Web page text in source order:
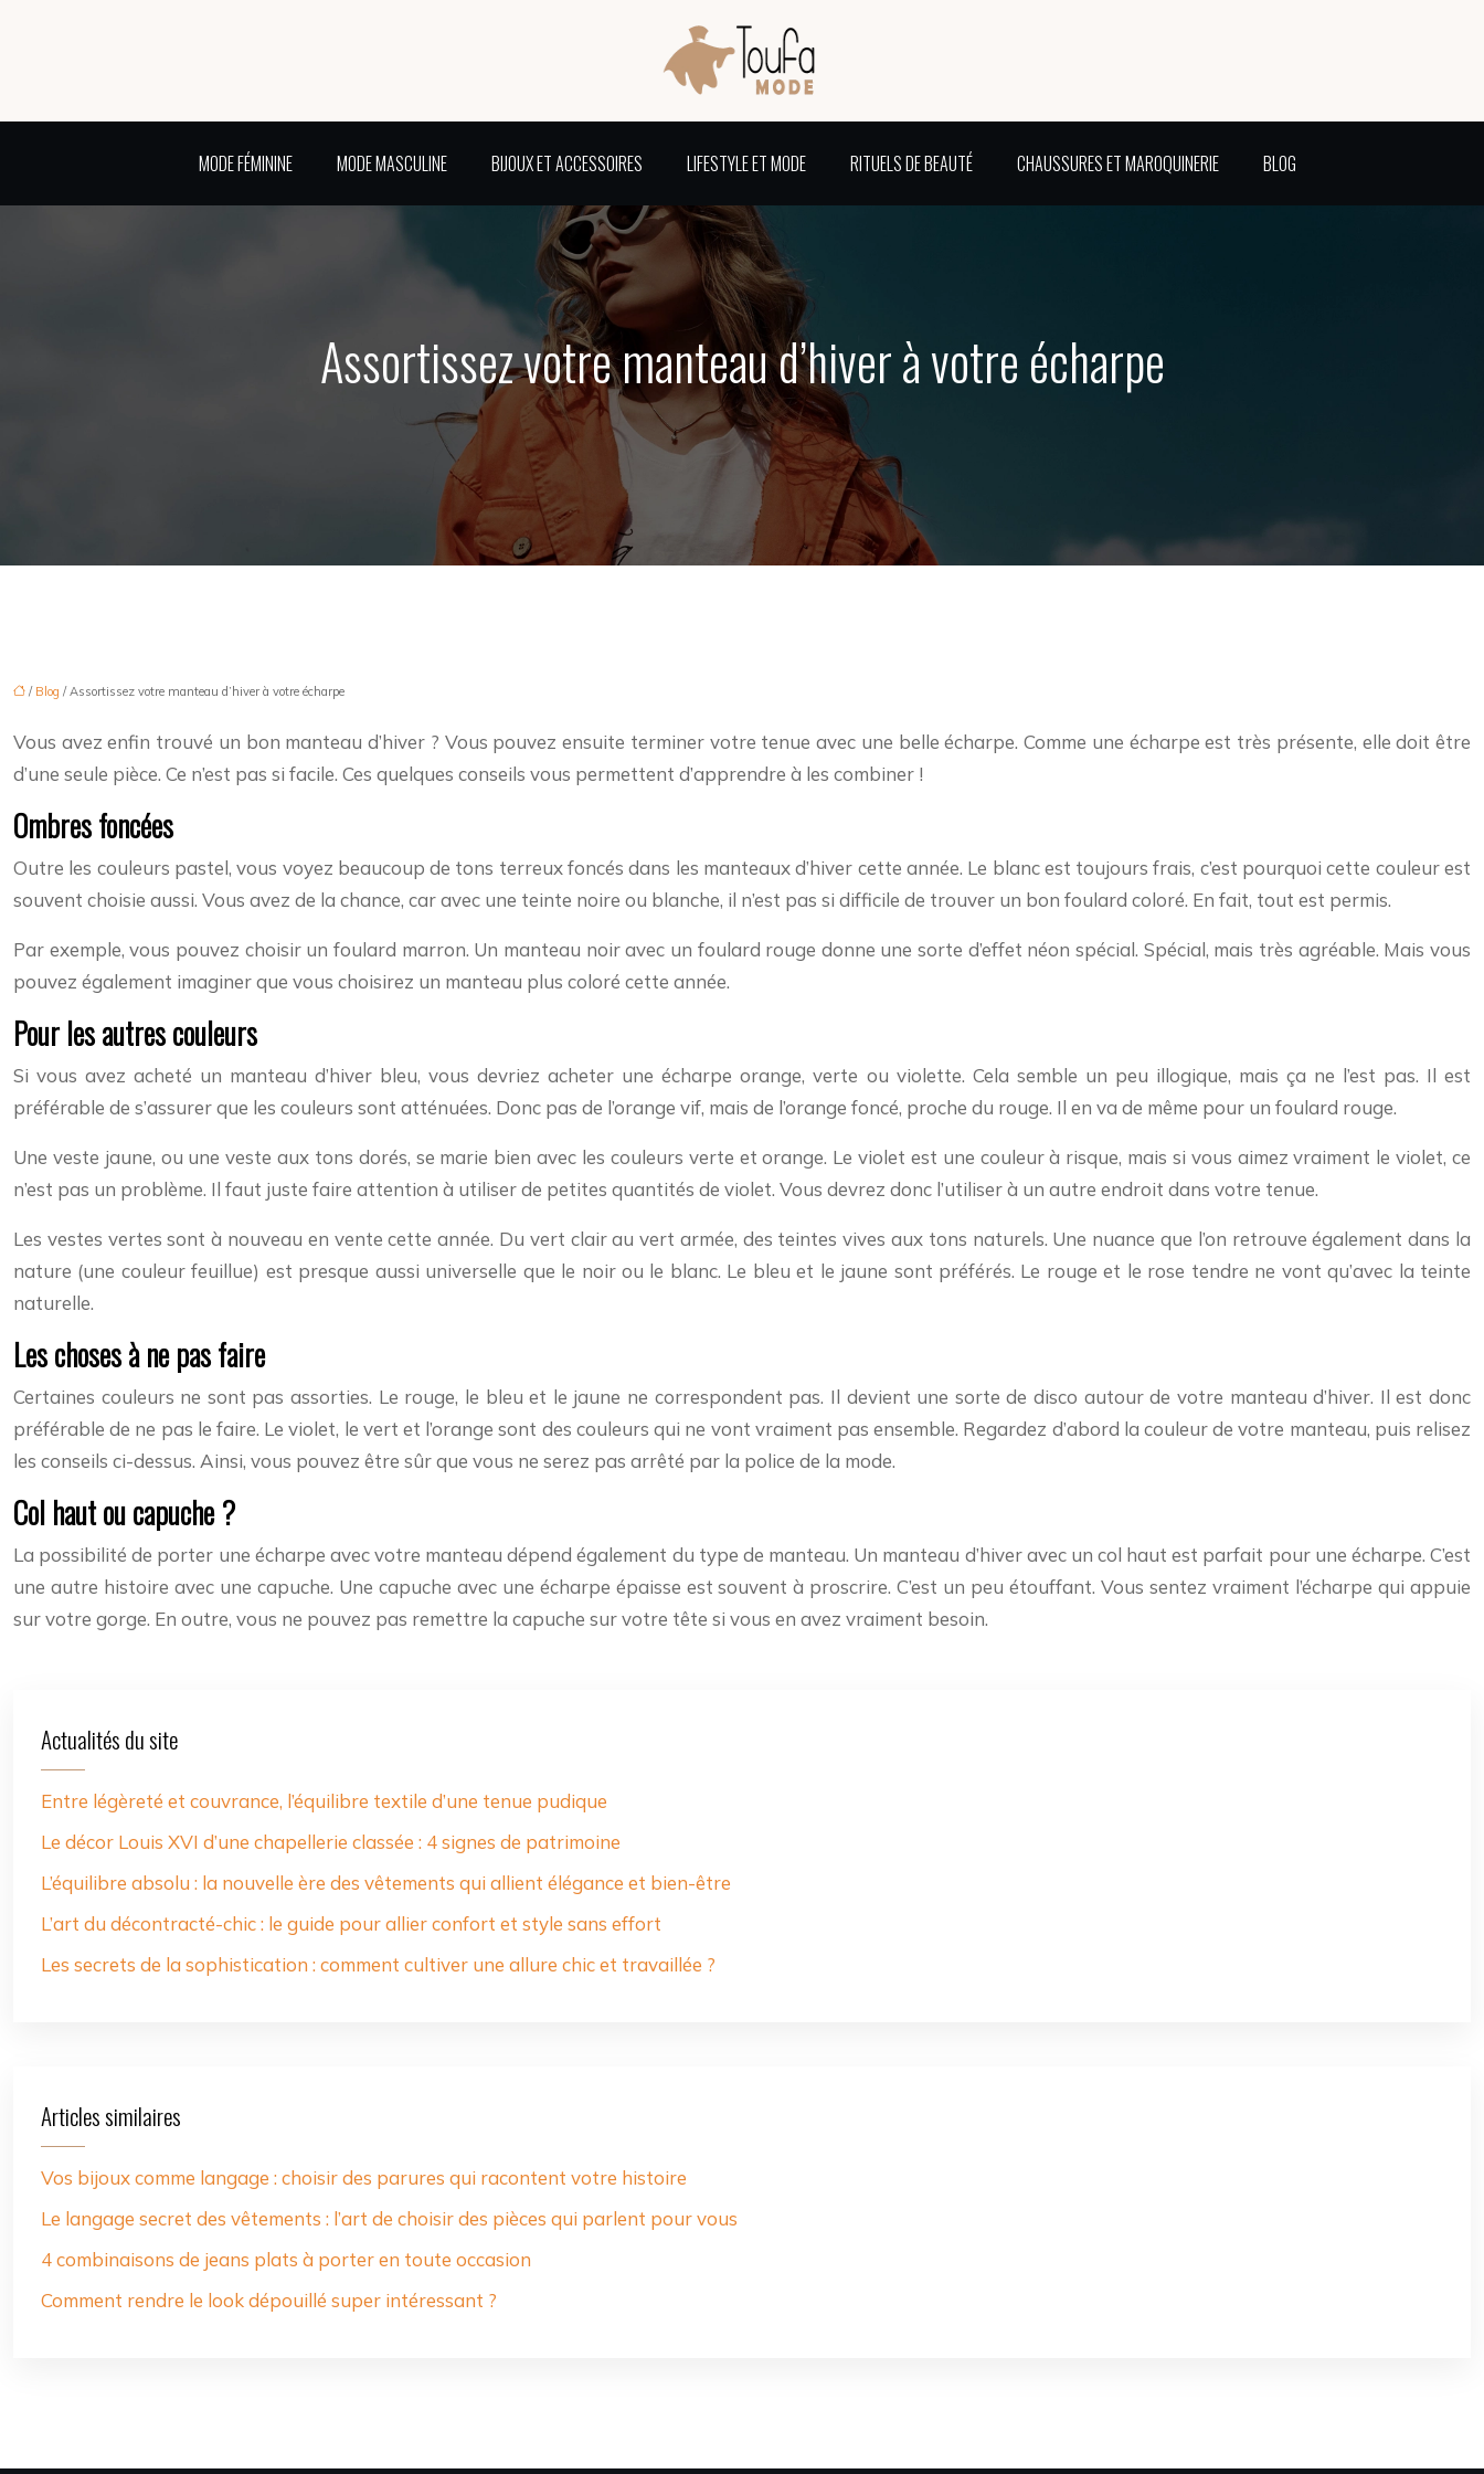
MODE FÉMININE MODE MASCULINE BIJOUX ET ACCESSOIRES LIFESTYLE ET MODE RITUELS DE BEAUTÉ CHAUSSURES ET MAROQUINERIE BLOG
Assortissez votre manteau d’hiver à votre écharpe
/ Blog / Assortissez votre manteau d’hiver à votre écharpe
Vous avez enfin trouvé un bon manteau d’hiver ? Vous pouvez ensuite terminer votre tenue avec une belle écharpe. Comme une écharpe est très présente, elle doit être
d’une seule pièce. Ce n’est pas si facile. Ces quelques conseils vous permettent d’apprendre à les combiner !
Ombres foncées
Outre les couleurs pastel, vous voyez beaucoup de tons terreux foncés dans les manteaux d’hiver cette année. Le blanc est toujours frais, c’est pourquoi cette couleur est
souvent choisie aussi. Vous avez de la chance, car avec une teinte noire ou blanche, il n’est pas si difficile de trouver un bon foulard coloré. En fait, tout est permis.
Par exemple, vous pouvez choisir un foulard marron. Un manteau noir avec un foulard rouge donne une sorte d’effet néon spécial. Spécial, mais très agréable. Mais vous
pouvez également imaginer que vous choisirez un manteau plus coloré cette année.
Pour les autres couleurs
Si vous avez acheté un manteau d’hiver bleu, vous devriez acheter une écharpe orange, verte ou violette. Cela semble un peu illogique, mais ça ne l’est pas. Il est
préférable de s’assurer que les couleurs sont atténuées. Donc pas de l’orange vif, mais de l’orange foncé, proche du rouge. Il en va de même pour un foulard rouge.
Une veste jaune, ou une veste aux tons dorés, se marie bien avec les couleurs verte et orange. Le violet est une couleur à risque, mais si vous aimez vraiment le violet, ce
n’est pas un problème. Il faut juste faire attention à utiliser de petites quantités de violet. Vous devrez donc l’utiliser à un autre endroit dans votre tenue.
Les vestes vertes sont à nouveau en vente cette année. Du vert clair au vert armée, des teintes vives aux tons naturels. Une nuance que l’on retrouve également dans la
nature (une couleur feuillue) est presque aussi universelle que le noir ou le blanc. Le bleu et le jaune sont préférés. Le rouge et le rose tendre ne vont qu’avec la teinte
naturelle.
Les choses à ne pas faire
Certaines couleurs ne sont pas assorties. Le rouge, le bleu et le jaune ne correspondent pas. Il devient une sorte de disco autour de votre manteau d’hiver. Il est donc
préférable de ne pas le faire. Le violet, le vert et l’orange sont des couleurs qui ne vont vraiment pas ensemble. Regardez d’abord la couleur de votre manteau, puis relisez
les conseils ci-dessus. Ainsi, vous pouvez être sûr que vous ne serez pas arrêté par la police de la mode.
Col haut ou capuche ?
La possibilité de porter une écharpe avec votre manteau dépend également du type de manteau. Un manteau d’hiver avec un col haut est parfait pour une écharpe. C’est
une autre histoire avec une capuche. Une capuche avec une écharpe épaisse est souvent à proscrire. C’est un peu étouffant. Vous sentez vraiment l’écharpe qui appuie
sur votre gorge. En outre, vous ne pouvez pas remettre la capuche sur votre tête si vous en avez vraiment besoin.
Actualités du site
Entre légèreté et couvrance, l’équilibre textile d’une tenue pudique
Le décor Louis XVI d’une chapellerie classée : 4 signes de patrimoine
L’équilibre absolu : la nouvelle ère des vêtements qui allient élégance et bien-être
L’art du décontracté-chic : le guide pour allier confort et style sans effort
Les secrets de la sophistication : comment cultiver une allure chic et travaillée ?
Articles similaires
Vos bijoux comme langage : choisir des parures qui racontent votre histoire
Le langage secret des vêtements : l’art de choisir des pièces qui parlent pour vous
4 combinaisons de jeans plats à porter en toute occasion
Comment rendre le look dépouillé super intéressant ?